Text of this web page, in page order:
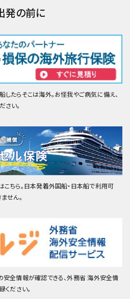
発の前に
たらそこは海外。お怪我やご病気に備え、
い。
ちら。日本発着外国船・日本船で利用可
せん。
安全情報が確認できる、外務省 海外安全情
ください。